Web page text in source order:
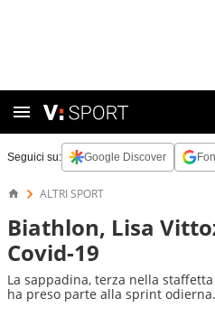
Seguici su: Google Discover
ALTRI SPORT
Biathlon, Lisa
Covid-19
La sappadina, terza nella
ha preso parte alla sprint odierna.